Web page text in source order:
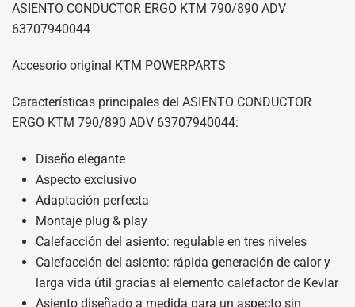
ASIENTO CONDUCTOR ERGO KTM 790/890 ADV
63707940044
Accesorio original KTM POWERPARTS
Características principales del ASIENTO CONDUCTOR
ERGO KTM 790/890 ADV 63707940044:
Diseño elegante
Aspecto exclusivo
Adaptación perfecta
Montaje plug & play
Calefacción del asiento: regulable en tres niveles
Calefacción del asiento: rápida generación de calor y
larga vida útil gracias al elemento calefactor de Kevlar
Asiento diseñado a medida para un aspecto sin